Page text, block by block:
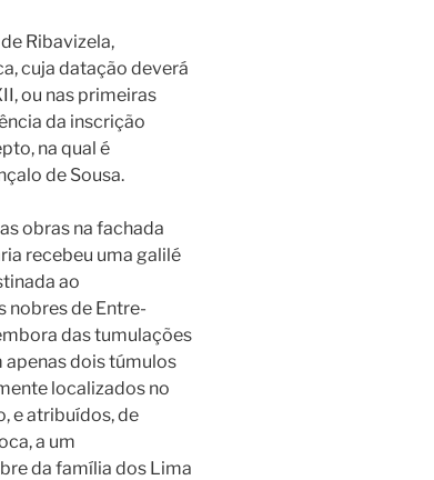
Ribavizela,
cuja datação deverá
ou nas primeiras
da inscrição
na qual é
de Sousa.
obras na fachada
recebeu uma galilé
ao
nobres de Entre-
das tumulações
dois túmulos
localizados no
e atribuídos, de
a um
da família dos Lima